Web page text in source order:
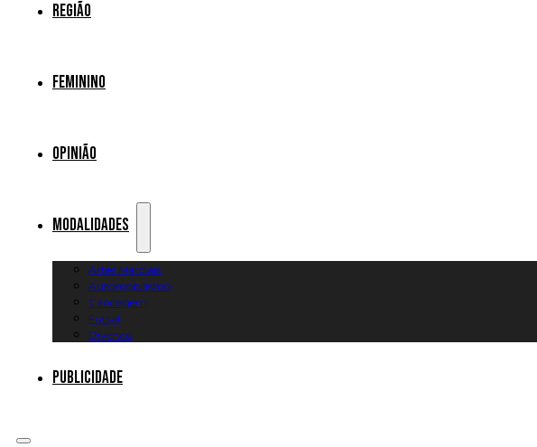
Região
Feminino
Opinião
Modalidades
Artes Marciais
Automobilismo
Canoagem
Futsal
Diversos
Publicidade